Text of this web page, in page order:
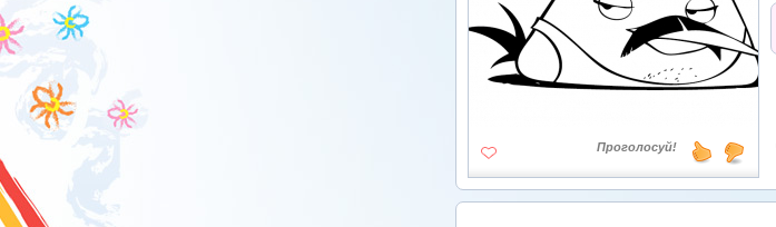
Проголосуй!